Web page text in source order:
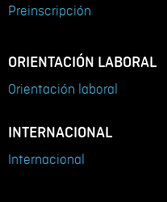
Preinscripción
ORIENTACIÓN LABORAL
Orientación laboral
INTERNACIONAL
Internacional